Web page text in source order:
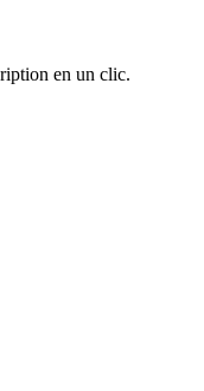
en un clic.